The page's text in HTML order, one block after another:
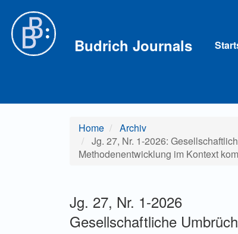
Hauptinhalt
Sidebar
Budrich Journals
Home
Archiv
Jg. 27, Nr. 1-2026:
Methodenentwicklung im Kontext
Jg. 27, Nr. 1-2026
Gesellschaftliche